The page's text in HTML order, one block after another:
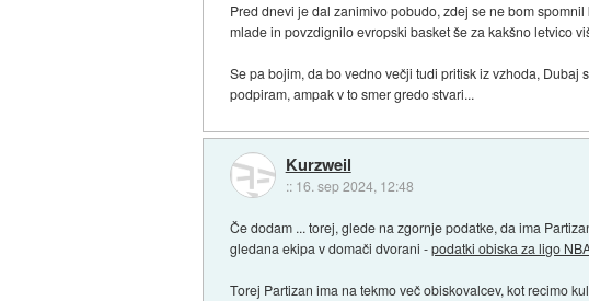
Pred dnevi je dal zanimivo pobudo, zdej se ne bom
mlade in povzdignilo evropski basket še za kakšno letvico
Se pa bojim, da bo vedno večji tudi pritisk iz vzhoda,
podpiram, ampak v to smer gredo stvari...
Kurzweil
:: 16. sep 2024, 12:48
Če dodam ... torej, glede na zgornje podatke, da ima
gledana ekipa v domači dvorani -podatki obiska za ligo
Torej Partizan ima na tekmo več obiskovalcev, kot recimo